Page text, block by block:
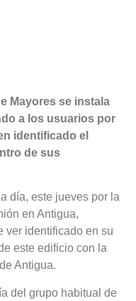
Mayores se instala
a los usuarios por
identificado el
de sus
día, este jueves por la
en Antigua,
ver identificado en su
este edificio con la
Antigua.
del grupo habitual de